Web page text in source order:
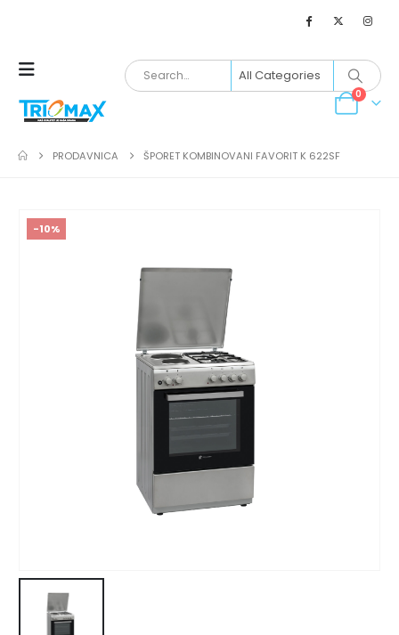
0
PRODAVNICA ŠPORET KOMBINOVANI FAVORIT K 622SF
-10%